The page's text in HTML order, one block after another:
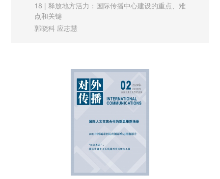
际传播实践的学术解释力和引领力不足。因此，我国国际传播的
历史使命在于构建以马克思主义新闻观为基石的自主知识体系，
之问、时代之问。
Sora、生成式人工智能与我国国际传播的新生态
传播领域的广泛讨论。关于此类技术的实践和应用成为国际传播
知识生产的前沿领域。从内容生产力的提升到对社会文化领域的
播的生态转型。以中国为方位，紧抓技术创新的机遇，建立审慎
18 | 释放地方活力：国际传播中心建设的重点、难
点和关键
郭晓科 应志慧
28 | 多元主体参与中国地方文化国际传播的协同路
33 | 短视频赋能国际传播的实践与思考
双语纪录片《万象中国》的生活方式传播美学初探